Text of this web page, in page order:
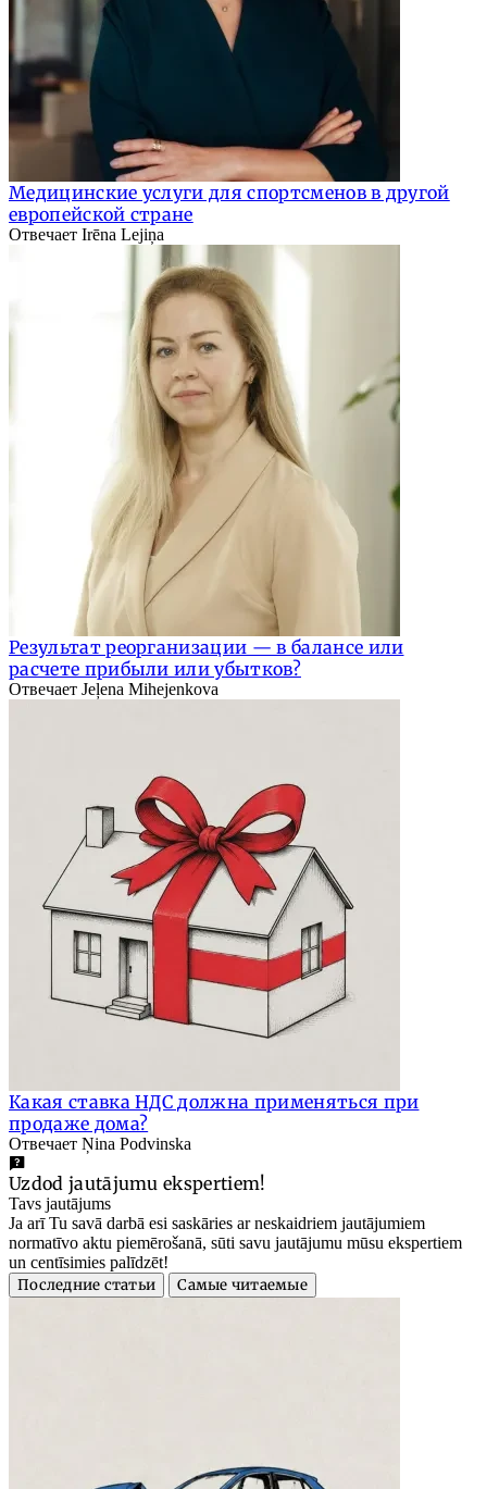
Медицинские услуги для спортсменов в другой
европейской стране
Отвечает Irēna Lejiņa
Результат реорганизации — в балансе или
расчете прибыли или убытков?
Отвечает Jeļena Mihejenkova
Какая ставка НДС должна применяться при
продаже дома?
Отвечает Ņina Podvinska
Uzdod jautājumu ekspertiem!
Tavs jautājums
Ja arī Tu savā darbā esi saskāries ar neskaidriem jautājumiem
normatīvo aktu piemērošanā, sūti savu jautājumu mūsu ekspertiem
un centīsimies palīdzēt!
Последние статьи
Самые читаемые